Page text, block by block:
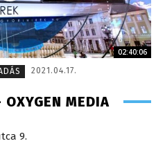
02:40:06
2021.04.17.
MEDIA
9.